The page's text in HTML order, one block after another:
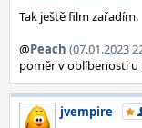
Tak ještě film zařadím.
@Peach (07.01.2023
poměr v oblíbenosti
jvempire